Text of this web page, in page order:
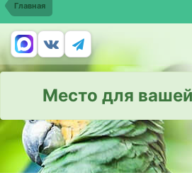
Главная
Место для